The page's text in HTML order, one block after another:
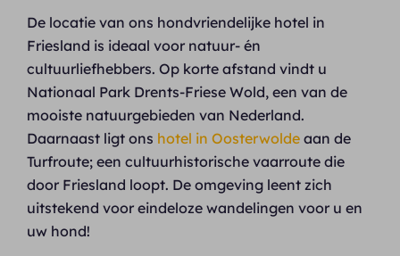
De locatie van ons hondvriendelijke hotel in
Friesland is ideaal voor natuur- én
cultuurliefhebbers. Op korte afstand vindt u
Nationaal Park Drents-Friese Wold, een van de
mooiste natuurgebieden van Nederland.
Daarnaast ligt ons hotel in Oosterwolde aan de
Turfroute; een cultuurhistorische vaarroute die
door Friesland loopt. De omgeving leent zich
uitstekend voor eindeloze wandelingen voor u en
uw hond!